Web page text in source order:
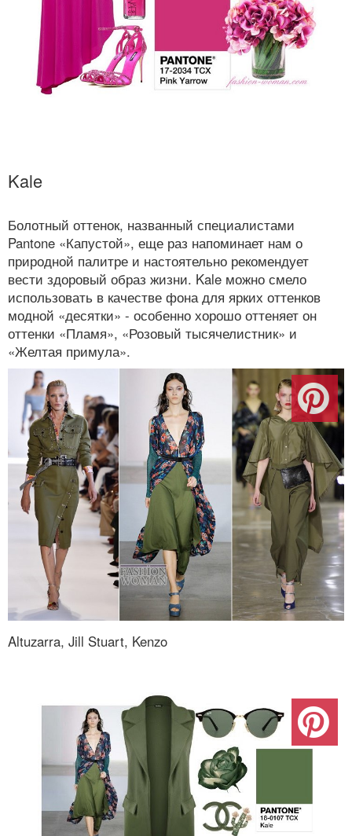
Kale
Болотный оттенок, названный специалистами
Pantone «Капустой», еще раз напоминает нам о
природной палитре и настоятельно рекомендует
вести здоровый образ жизни. Kale можно смело
использовать в качестве фона для ярких оттенков
модной «десятки» - особенно хорошо оттеняет он
оттенки «Пламя», «Розовый тысячелистник» и
«Желтая примула».
Altuzarra, Jill Stuart, Kenzo